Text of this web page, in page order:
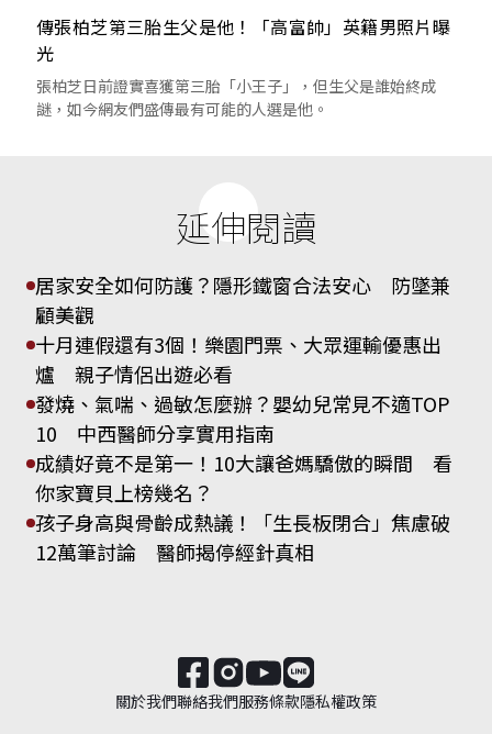
傳張柏芝第三胎生父是他！「高富帥」英籍男照片曝
光
張柏芝日前證實喜獲第三胎「小王子」，但生父是誰始終成
謎，如今網友們盛傳最有可能的人選是他。
延伸閱讀
居家安全如何防護？隱形鐵窗合法安心 防墜兼
顧美觀
十月連假還有3個！樂園門票、大眾運輸優惠出
爐 親子情侶出遊必看
發燒、氣喘、過敏怎麼辦？嬰幼兒常見不適TOP
10 中西醫師分享實用指南
成績好竟不是第一！10大讓爸媽驕傲的瞬間 看
你家寶貝上榜幾名？
孩子身高與骨齡成熱議！「生長板閉合」焦慮破
12萬筆討論 醫師揭停經針真相
關於我們聯絡我們服務條款隱私權政策